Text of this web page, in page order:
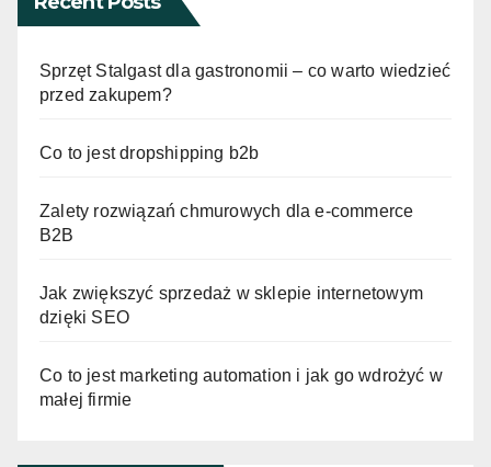
Sprzęt Stalgast dla gastronomii – co warto wiedzieć
przed zakupem?
Co to jest dropshipping b2b
Zalety rozwiązań chmurowych dla e-commerce
B2B
Jak zwiększyć sprzedaż w sklepie internetowym
dzięki SEO
Co to jest marketing automation i jak go wdrożyć w
małej firmie